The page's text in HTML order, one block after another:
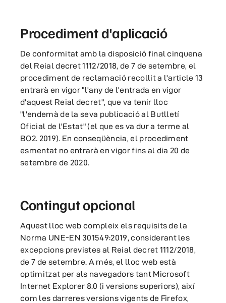
Procediment d'aplicació
De conformitat amb la disposició final cinquena
del Reial decret 1112/2018, de 7 de setembre, el
procediment de reclamació recollit a l'article 13
entrarà en vigor "l'any de l'entrada en vigor
d'aquest Reial decret", que va tenir lloc
"l'endemà de la seva publicació al Butlletí
Oficial de l'Estat" (el que es va dur a terme al
BO2. 2019). En conseqüència, el procediment
esmentat no entrarà en vigor fins al dia 20 de
setembre de 2020.
Contingut opcional
Aquest lloc web compleix els requisits de la
Norma UNE-EN 301549:2019, considerant les
excepcions previstes al Reial decret 1112/2018,
de 7 de setembre. A més, el lloc web està
optimitzat per als navegadors tant Microsoft
Internet Explorer 8.0 (i versions superiors), així
com les darreres versions vigents de Firefox,